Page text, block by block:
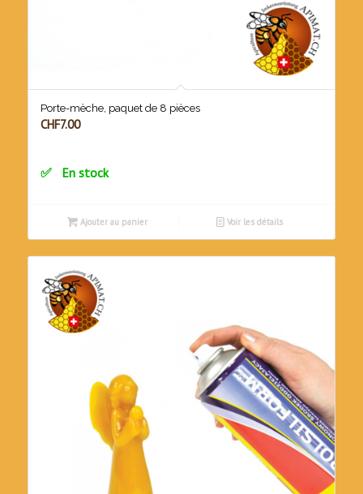
Porte-mèche, paquet de 8 pièces
CHF7.00
En stock
Ajouter au panier Voir les détails